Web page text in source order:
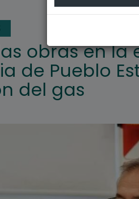
obras en la
de Pueblo
del gas